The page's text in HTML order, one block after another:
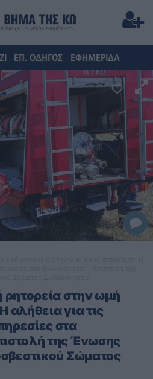
ΕΠ. ΟΔΗΓΟΣ ΕΦΗΜΕΡΙΔΑ
ρητορεία στην ωμή
αλήθεια για τις
στα
της Ένωσης
Σώματος